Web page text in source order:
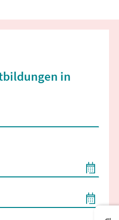
in
wenn mindestens 2 Zeichen